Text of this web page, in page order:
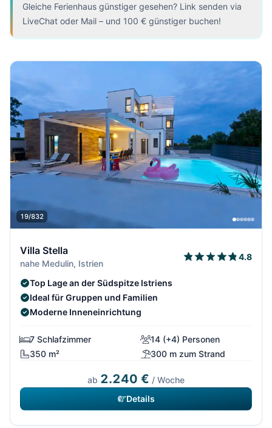
Gleiche Ferienhaus günstiger gesehen? Link senden via
LiveChat oder Mail – und 100 € günstiger buchen!
19/832
Villa Stella
nahe Medulin, Istrien
4.8
Top Lage an der Südspitze Istriens
Ideal für Gruppen und Familien
Moderne Inneneinrichtung
7 Schlafzimmer
14 (+4) Personen
350 m²
300 m zum Strand
ab 2.240 € / Woche
Details